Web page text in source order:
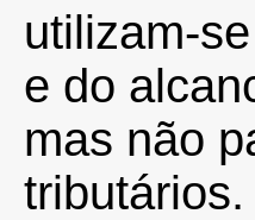
utilizam-
e do
mas não
tributários.